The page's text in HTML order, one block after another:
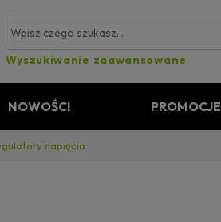
Wyszukiwanie zaawansowane
NOWOŚCI PROMOCJE
napięcia